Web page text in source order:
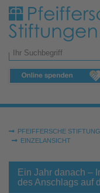
Zum Hauptinhalt springen
Suchformular
Sie sind hier:
PFEIFFERSCHE
EINZELANSICHT
Ein Jahr danach –
des Anschlags auf